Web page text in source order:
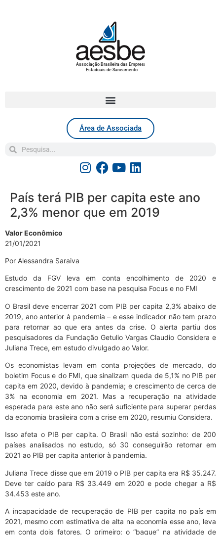
Associação Brasileira das Empresas
Estaduais de Saneamento
Área de Associada
País terá PIB per capita este ano
2,3% menor que em 2019
Valor Econômico
21/01/2021
Por Alessandra Saraiva
Estudo da FGV leva em conta encolhimento de 2020 e
crescimento de 2021 com base na pesquisa Focus e no FMI
O Brasil deve encerrar 2021 com PIB per capita 2,3% abaixo de
2019, ano anterior à pandemia – e esse indicador não tem prazo
para retornar ao que era antes da crise. O alerta partiu dos
pesquisadores da Fundação Getulio Vargas Claudio Considera e
Juliana Trece, em estudo divulgado ao Valor.
Os economistas levam em conta projeções de mercado, do
boletim Focus e do FMI, que sinalizam queda de 5,1% no PIB per
capita em 2020, devido à pandemia; e crescimento de cerca de
3% na economia em 2021. Mas a recuperação na atividade
esperada para este ano não será suficiente para superar perdas
da economia brasileira com a crise em 2020, resumiu Considera.
Isso afeta o PIB per capita. O Brasil não está sozinho: de 200
países analisados no estudo, só 30 conseguirão retornar em
2021 ao PIB per capita anterior à pandemia.
Juliana Trece disse que em 2019 o PIB per capita era R$ 35.247.
Deve ter caído para R$ 33.449 em 2020 e pode chegar a R$
34.453 este ano.
A incapacidade de recuperação de PIB per capita no país em
2021, mesmo com estimativa de alta na economia esse ano, leva
em conta dois fatores. O primeiro: o “baque” na atividade de